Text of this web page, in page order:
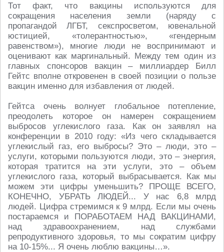
Тот факт, что вакцины используются для
сокращения населения земли (наряду с
пропагандой ЛГБТ, секспросветом, ювенальной
юстицией, «толерантностью», «гендерным
равенством»), многие люди не воспринимают и
оценивают как маргинальный. Между тем один из
главных спонсоров вакцин – миллиардер Билл
Гейтс вполне откровенен в своей позиции о пользе
вакцин именно для избавления от людей.
Гейтса очень волнует глобальное потепление,
преодолеть которое он намерен сокращением
выбросов углекислого газа. Как он заявлял на
конференции в 2010 году: «Из чего складывается
углекислый газ, его выбросы? Это – люди, это –
услуги, которыми пользуются люди, это – энергия,
которая тратится на эти услуги, это – объем
углекислого газа, который выбрасывается. Как мы
можем эти цифры уменьшить? ПРОЩЕ ВСЕГО,
КОНЕЧНО, УБРАТЬ ЛЮДЕЙ... У нас 6,8 млрд
людей. Цифра стремимся к 9 млрд. Если мы очень
постараемся и ПОРАБОТАЕМ НАД ВАКЦИНАМИ,
над здравоохранением, над службами
репродуктивного здоровья, то мы сократим цифру
на 10-15%... Я очень люблю вакцины…».